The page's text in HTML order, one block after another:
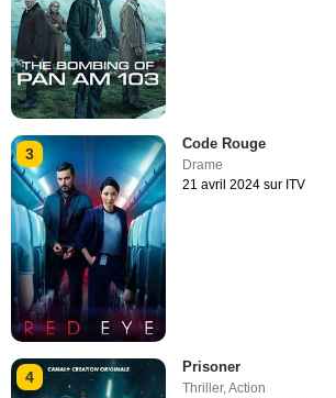
3
Code Rouge
Drame
21 avril 2024 sur ITV
4
Prisoner
Thriller,Action